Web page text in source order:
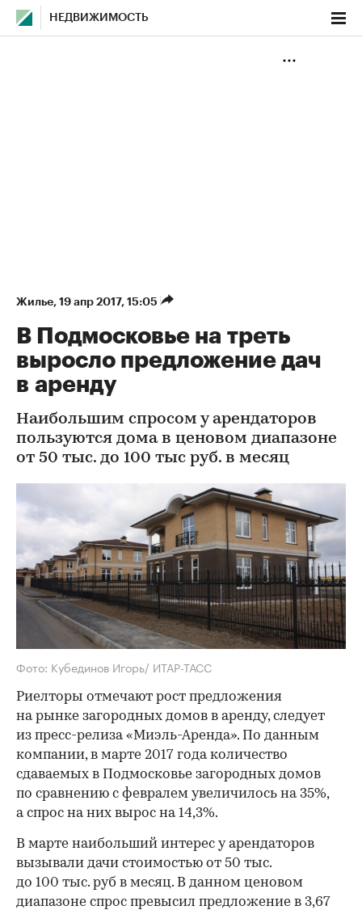
НЕДВИЖИМОСТЬ
Жилье⁠, 19 апр 2017, 15:05
В Подмосковье на треть
выросло предложение дач
в аренду
Наибольшим спросом у арендаторов
пользуются дома в ценовом диапазоне
от 50 тыс. до 100 тыс руб. в месяц
Фото: Кубединов Игорь/ ИТАР-ТАСС
Риелторы отмечают рост предложения
на рынке загородных домов в аренду, следует
из пресс-релиза «Миэль-Аренда». По данным
компании, в марте 2017 года количество
сдаваемых в Подмосковье загородных домов
по сравнению с февралем увеличилось на 35%,
а спрос на них вырос на 14,3%.
В марте наибольший интерес у арендаторов
вызывали дачи стоимостью от 50 тыс.
до 100 тыс. руб в месяц. В данном ценовом
диапазоне спрос превысил предложение в 3,67